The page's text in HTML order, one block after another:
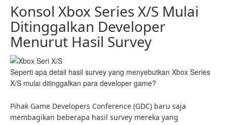
Konsol Xbox Series X/S Mulai
Ditinggalkan Developer
Menurut Hasil Survey
Seperti apa detail hasil survey yang menyebutkan Xbox Series
X/S mulai ditinggalkan para developer game?
Pihak Game Developers Conference (GDC) baru saja
membagikan beberapa hasil survey mereka yang